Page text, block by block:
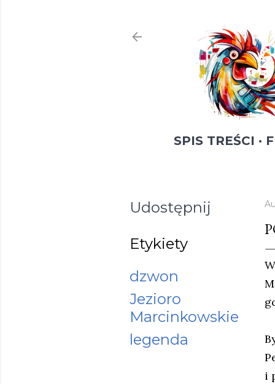
SPIS TREŚCI
Udostępnij
Etykiety
dzwon
Jezioro
Marcinkowskie
legenda
i